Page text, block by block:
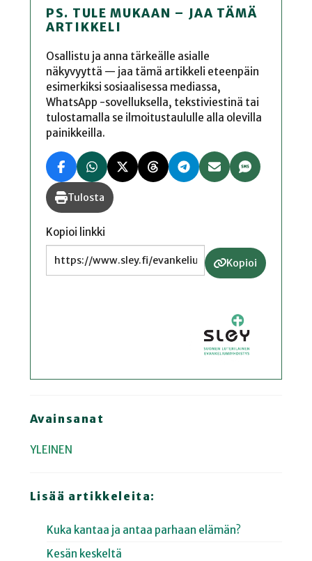
PS. TULE MUKAAN – JAA TÄMÄ
ARTIKKELI
Osallistu ja anna tärkeälle asialle
näkyvyyttä — jaa tämä artikkeli eteenpäin
esimerkiksi sosiaalisessa mediassa,
WhatsApp -sovelluksella, tekstiviestinä tai
tulostamalla se ilmoitustaululle alla olevilla
painikkeilla.
Tulosta
Kopioi linkki
Kopioi
Avainsanat
YLEINEN
Lisää artikkeleita:
Kuka kantaa ja antaa parhaan elämän?
Kesän keskeltä